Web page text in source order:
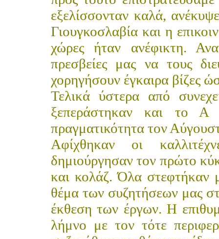
εξελίσσονταν καλά,
Γιουγκοσλαβία και η
χώρες ήταν ανέφικτη.
πρεσβείες μας να τους
χορηγήσουν έγκαιρα βίζες
Τελικά ύστερα από
ξεπεράστηκαν και το Α
πραγματικότητα τον
Αφίχθηκαν οι
δημιούργησαν τον πρώτο
και κολάζ. Όλα στεφτήκαν
θέμα των συζητήσεων μας
έκθεση των έργων. Η
λήμνο με τον τότε